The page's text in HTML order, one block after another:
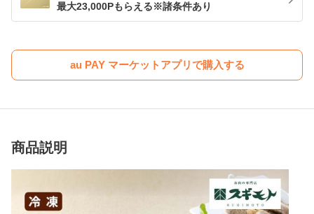
最大23,000Pもらえる※諸条件あり
au PAY マーケットアプリで購入する
商品説明